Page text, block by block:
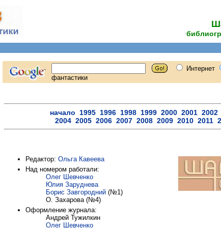
Редактор: Ольга Кавеева
Над номером работали:
Олег Шевченко
Юлия Заруднева
Борис Завгородний (№1)
О. Захарова (№4)
Оформление журнала:
Андрей Тужилкин
Олег Шевченко